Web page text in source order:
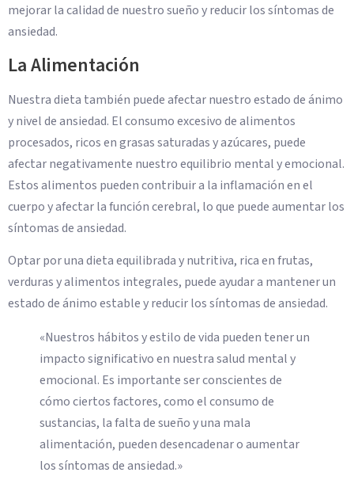
mejorar la calidad de nuestro sueño y reducir los síntomas de
ansiedad.
La Alimentación
Nuestra dieta también puede afectar nuestro estado de ánimo
y nivel de ansiedad. El consumo excesivo de alimentos
procesados, ricos en grasas saturadas y azúcares, puede
afectar negativamente nuestro equilibrio mental y emocional.
Estos alimentos pueden contribuir a la inflamación en el
cuerpo y afectar la función cerebral, lo que puede aumentar los
síntomas de ansiedad.
Optar por una dieta equilibrada y nutritiva, rica en frutas,
verduras y alimentos integrales, puede ayudar a mantener un
estado de ánimo estable y reducir los síntomas de ansiedad.
«Nuestros hábitos y estilo de vida pueden tener un
impacto significativo en nuestra salud mental y
emocional. Es importante ser conscientes de
cómo ciertos factores, como el consumo de
sustancias, la falta de sueño y una mala
alimentación, pueden desencadenar o aumentar
los síntomas de ansiedad.»